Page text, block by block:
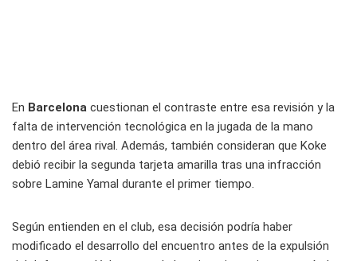
En Barcelona cuestionan el contraste entre esa revisión y la
falta de intervención tecnológica en la jugada de la mano
dentro del área rival. Además, también consideran que Koke
debió recibir la segunda tarjeta amarilla tras una infracción
sobre Lamine Yamal durante el primer tiempo.
Según entienden en el club, esa decisión podría haber
modificado el desarrollo del encuentro antes de la expulsión